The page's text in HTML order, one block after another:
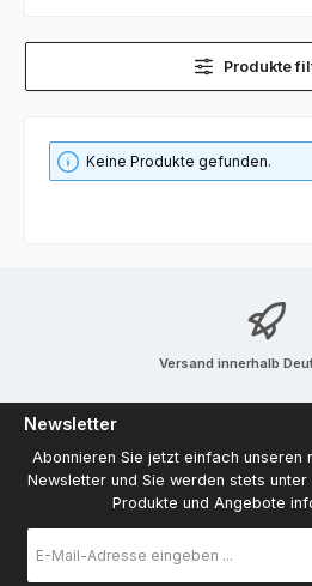
Produkte
Keine Produkte gefunden.
Versand innerhalb
Newsletter
Abonnieren Sie jetzt einfach unseren
Newsletter und Sie werden stets
Produkte und Angebote
Mail-
Adresse